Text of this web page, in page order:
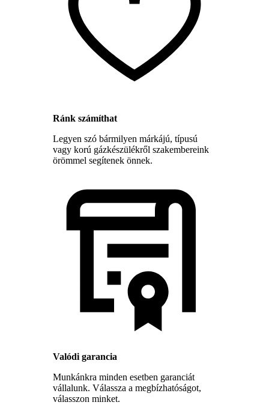
Ránk számíthat
Legyen szó bármilyen márkájú, típusú
vagy korú gázkészülékről szakembereink
örömmel segítenek önnek.
Valódi garancia
Munkánkra minden esetben garanciát
vállalunk. Válassza a megbízhatóságot,
válasszon minket.